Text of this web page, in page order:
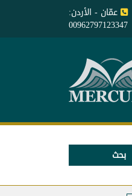
عمّان - الأردن:
00962797123347
بحث